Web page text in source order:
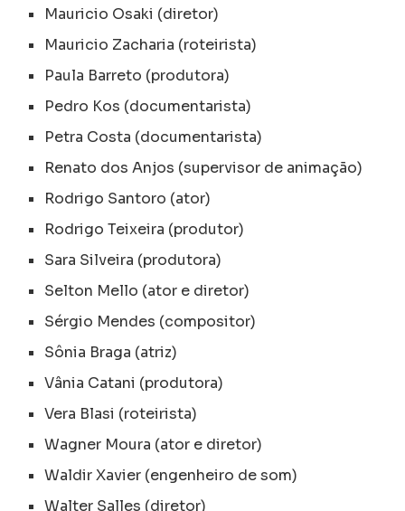
Mauricio Osaki (diretor)
Mauricio Zacharia (roteirista)
Paula Barreto (produtora)
Pedro Kos (documentarista)
Petra Costa (documentarista)
Renato dos Anjos (supervisor de animação)
Rodrigo Santoro (ator)
Rodrigo Teixeira (produtor)
Sara Silveira (produtora)
Selton Mello (ator e diretor)
Sérgio Mendes (compositor)
Sônia Braga (atriz)
Vânia Catani (produtora)
Vera Blasi (roteirista)
Wagner Moura (ator e diretor)
Waldir Xavier (engenheiro de som)
Walter Salles (diretor)